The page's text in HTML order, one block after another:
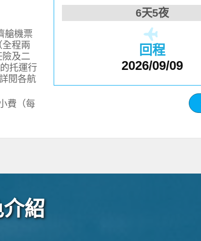
艙機票
全程兩
及二
托運行
閱各航
費（每
6天5夜
回程
2026/09/09
紹